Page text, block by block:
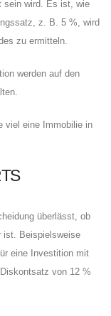
sein wird. Es ist, wie
z. B. 5 %, wird
zu ermitteln.
werden auf den
viel eine Immobilie in
überlässt, ob
ist. Beispielsweise
eine Investition mit
von 12 %